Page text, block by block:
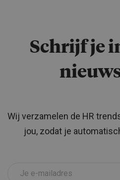
Schrijf je
Wij verzamelen de HR
jou, zodat je